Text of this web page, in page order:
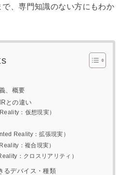
、専門知識のない方にもわか
、概要
との違い
：仮想現実）
Reality：拡張現実）
：複合現実）
：クロスリアリティ）
るデバイス・種類